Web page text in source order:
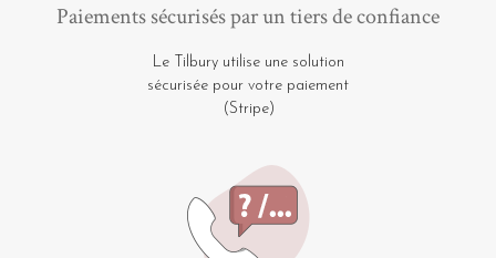
Paiements sécurisés par un tiers de confiance
Le Tilbury utilise une solution
sécurisée pour votre paiement
(Stripe)